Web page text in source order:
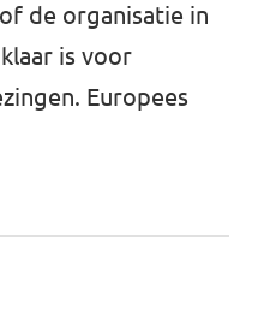
de organisatie in
is voor
Europees